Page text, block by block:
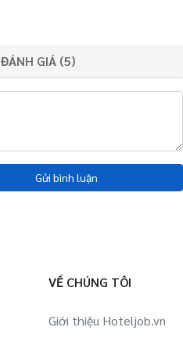
ĐÁNH GIÁ (5)
Gửi bình luận
VỀ CHÚNG TÔI
Giới thiệu Hoteljob.vn